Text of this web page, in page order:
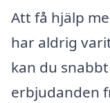
Att få hjälp
har aldrig
kan du
erbjudanden